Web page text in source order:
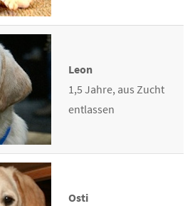
Leon
1,5 Jahre, aus Zucht
entlassen
Osti